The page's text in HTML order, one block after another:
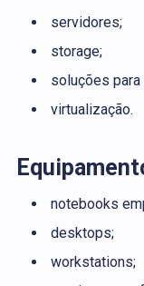
servidores;
storage;
soluções para
virtualização.
notebooks
desktops;
workstations;